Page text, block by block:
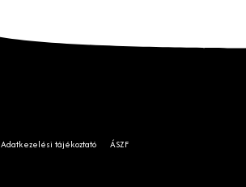
Adatkezelési tájékoztató ÁSZF